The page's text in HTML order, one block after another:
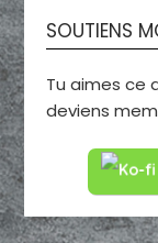
SOUTIENS
Tu aimes ce
deviens